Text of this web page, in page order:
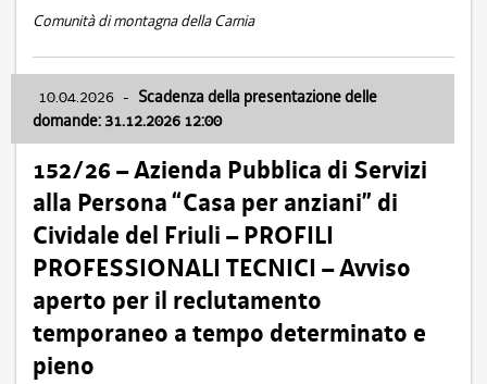
Comunità di montagna della Carnia
10.04.2026 - Scadenza della presentazione delle
domande: 31.12.2026 12:00
152/26 – Azienda Pubblica di Servizi
alla Persona “Casa per anziani” di
Cividale del Friuli – PROFILI
PROFESSIONALI TECNICI – Avviso
aperto per il reclutamento
temporaneo a tempo determinato e
pieno